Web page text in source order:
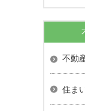
不動
住ま